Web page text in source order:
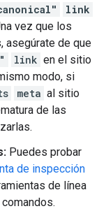
link
vez que los
asegúrate de que
link en el sitio
modo, si
meta al sitio
de las
Puedes probar
de inspección
de línea